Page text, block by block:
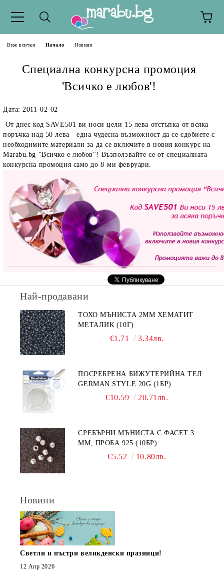
Виж всички Начало Новини
Специална конкурсна промоция
'Всичко е любов'!
Дата: 2011-02-02
От днес код SAVE501 ви носи цели 15 лева отстъпка от всяка
поръчка над 50 лева - една чудесна възможност да се сдобиете с
необходимите материали за да се включите в новия конкурс на
Marabu.bg "Всичко е любов"! Възползвайте се от специалната
конкурсна промоция само до 8-ми февруари.
Най-продавани
ТОХО МЪНИСТА 2ММ ХЕМАТИТ
МЕТАЛИК (10Г)
€1.71 3.34лв.
ПОСРЕБРЕНА БИЖУТЕРИЙНА ТЕЛ
GERMAN STYLE 20G (1БР)
€10.59 20.71лв.
СРЕБЪРНИ МЪНИСТА С ФАСЕТ 3
ММ, ПРОБА 925 (10БР)
€5.52 10.80лв.
Новини
Светли и пъстри великденски празници!
12 Апр 2026